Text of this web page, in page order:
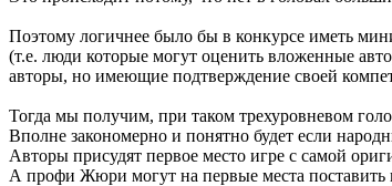
Поэтому логичнее было бы в конкурсе иметь
(т.е. люди которые могут оценить вложенные
авторы, но имеющие подтверждение своей
Тогда мы получим, при таком трехуровневом
Вполне закономерно и понятно будет если
Авторы присудят первое место игре с самой
А профи Жюри могут на первые места поставить